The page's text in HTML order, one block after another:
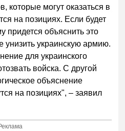
которые могут оказаться в
на позициях. Если будет
придется объяснить это
унизить украинскую армию.
для украинского
войска. С другой
объяснение
на позициях", – заявил